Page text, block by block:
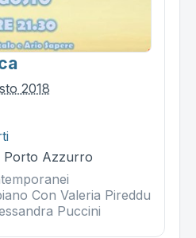
2018
Azzurro
Con Valeria Pireddu
Puccini